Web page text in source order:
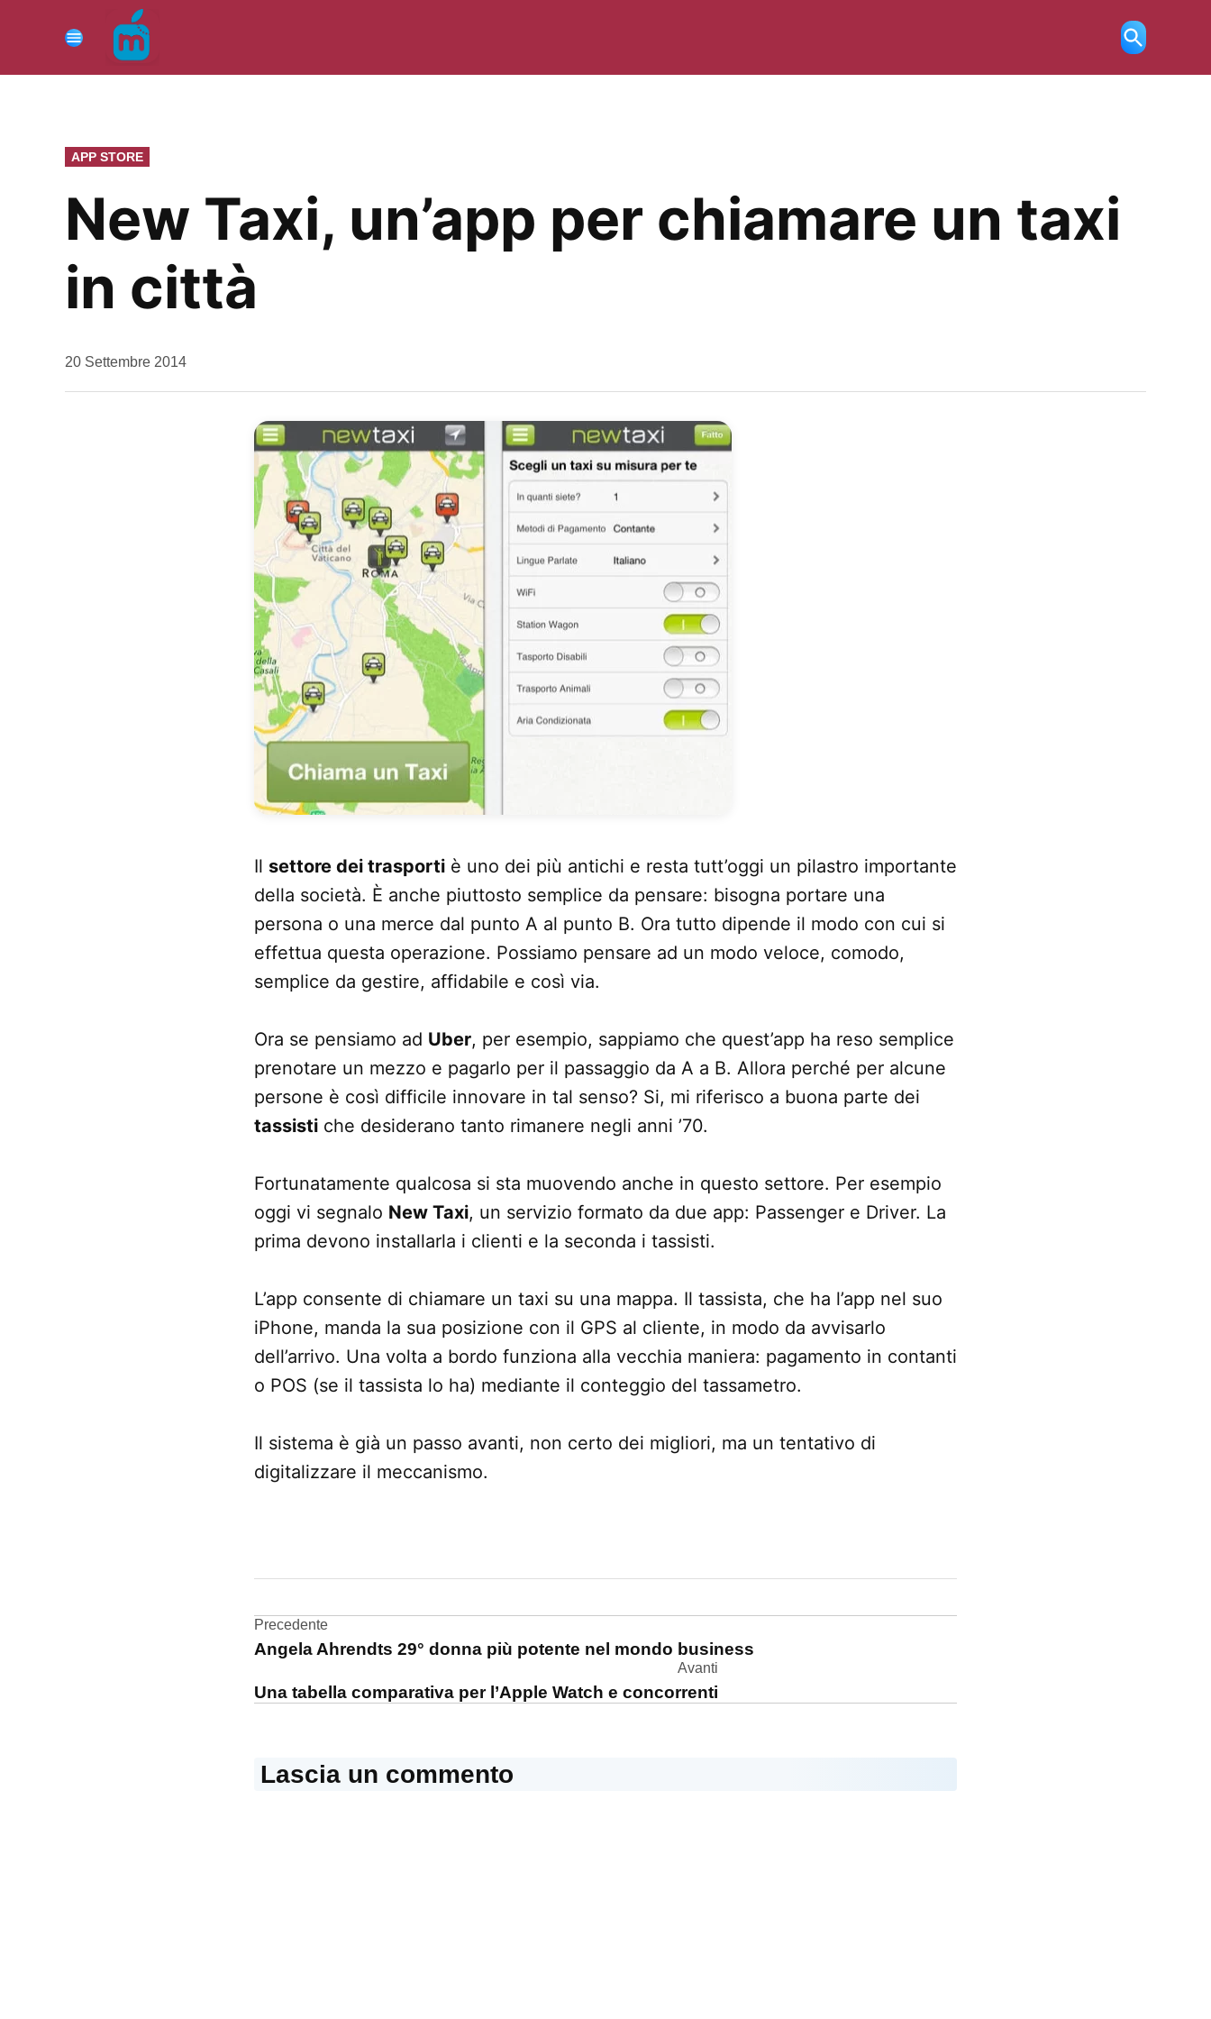
contenuto
Menu
Ricerca
aperta
PUBBLICATO
IN
APP STORE
New Taxi, un’app per chiamare un taxi
in città
da
20 Settembre 2014
Il settore dei trasporti è uno dei più antichi e resta tutt’oggi un pilastro importante
della società. È anche piuttosto semplice da pensare: bisogna portare una
persona o una merce dal punto A al punto B. Ora tutto dipende il modo con cui si
effettua questa operazione. Possiamo pensare ad un modo veloce, comodo,
semplice da gestire, affidabile e così via.
Ora se pensiamo ad Uber, per esempio, sappiamo che quest’app ha reso semplice
prenotare un mezzo e pagarlo per il passaggio da A a B. Allora perché per alcune
persone è così difficile innovare in tal senso? Si, mi riferisco a buona parte dei
tassisti che desiderano tanto rimanere negli anni ’70.
Fortunatamente qualcosa si sta muovendo anche in questo settore. Per esempio
oggi vi segnalo New Taxi, un servizio formato da due app: Passenger e Driver. La
prima devono installarla i clienti e la seconda i tassisti.
L’app consente di chiamare un taxi su una mappa. Il tassista, che ha l’app nel suo
iPhone, manda la sua posizione con il GPS al cliente, in modo da avvisarlo
dell’arrivo. Una volta a bordo funziona alla vecchia maniera: pagamento in contanti
o POS (se il tassista lo ha) mediante il conteggio del tassametro.
Il sistema è già un passo avanti, non certo dei migliori, ma un tentativo di
digitalizzare il meccanismo.
Store
Navigazione
Precedente
Angela Ahrendts 29° donna più potente nel mondo business
Avanti
Una tabella comparativa per l’Apple Watch e concorrenti
Lascia un commento